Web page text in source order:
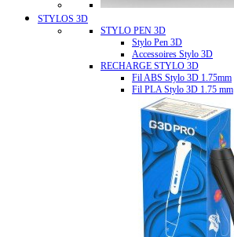
STYLOS 3D
STYLO PEN 3D
Stylo Pen 3D
Accessoires Stylo 3D
RECHARGE STYLO 3D
Fil ABS Stylo 3D 1.75mm
Fil PLA Stylo 3D 1.75 mm